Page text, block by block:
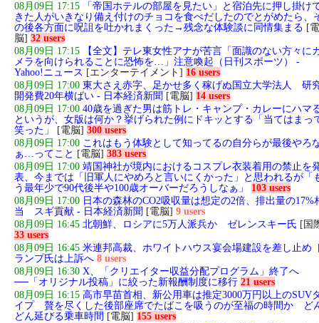
08月09日 17:15
「帝国ホテルの部屋を見たい」と宿泊先に押し掛け
きた人がいきなり備え付けのチョコを食べだしたのでとがめたら、
の後各方面に呪詛を吐かれまくった→残念な体験談に同情集まる [電
脳] 32 users
08月09日 17:15
【全文】テレ東女性アナが苦言「面識のない方々に
メラを向けられることに恐怖を…」注意喚起（日刊スポーツ） -
Yahoo!ニュース [エンターテイメント] 16 users
08月09日 17:00 東大さえ赤字、足かせ多く稼げぬ国立大学法人 研
開発費20年横ばい - 日本経済新聞 [電脳] 14 users
08月09日 17:00 40歳を過ぎた男は筋トレ・キャンプ・カレーにハマ
というが、女版は何か？挙げられた例にドキッとする「当てはまっ
笑った」
[電脳] 300 users
08月09日 17:00 これはもう体験として知ってるの自分らが最後やろ
ぁ…ってこと [電脳] 383 users
08月09日 17:00 靖国神社が境内におけるコスプレ衣装着用の禁止を
表、今までは「旧軍人にやめろと言いにくかった」と思われるが「
う最年少で90代後半や100歳オーバーだろうしなぁ」
103 users
08月09日 17:00 日本の森林のCO2吸収量は想定の2倍、排出量の17%
当 スギ貢献 - 日本経済新聞 [電脳] 9 users
08月09日 16:45 北朝鮮、ロシアに5万人派兵か ゼレンスキー氏 [国
33 users
08月09日 16:45 米連邦高裁、ホワイトハウス宴会場建設を差し止め
ランプ氏は上訴へ 8 users
08月09日 16:30 X、「クリエイター収益分配プログラム」終了へ
──「オリジナル投稿」に絞った新報酬制度に移行 21 users
08月09日 16:15 高市早苗首相、新公用車は推定3000万円以上のSUV
イプ 贅を尽くした後部座席でたばこを吸うのが至福の時間か ど
どん延びる乗車時間 [電脳] 155 users